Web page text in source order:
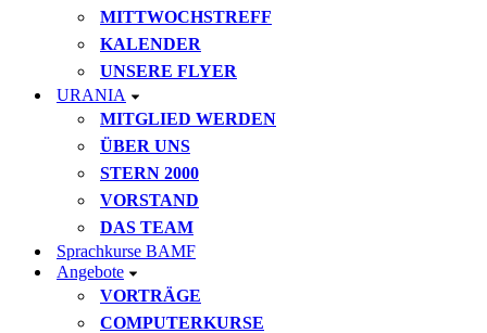
MITTWOCHSTREFF
KALENDER
UNSERE FLYER
URANIA
MITGLIED WERDEN
ÜBER UNS
STERN 2000
VORSTAND
DAS TEAM
Sprachkurse BAMF
Angebote
VORTRÄGE
COMPUTERKURSE